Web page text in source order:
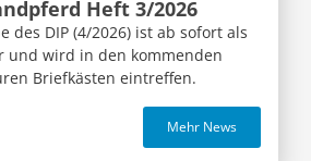
Heft 3/2026
des DIP (4/2026) ist ab sofort als
und wird in den kommenden
Briefkästen eintreffen.
Mehr News